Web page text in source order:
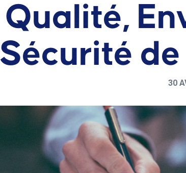
Qualité,
Sécurité
30